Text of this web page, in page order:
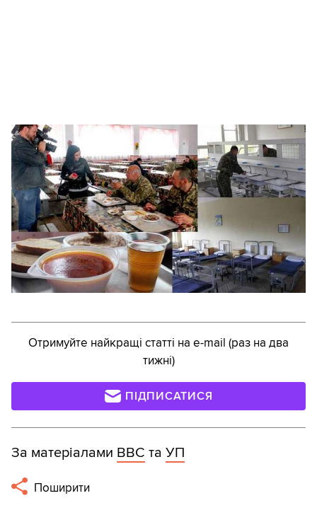
Отримуйте найкращі статті на e-mail (раз на два
тижні)
ПІДПИСАТИСЯ
За матеріалами ВВС та УП
Поширити